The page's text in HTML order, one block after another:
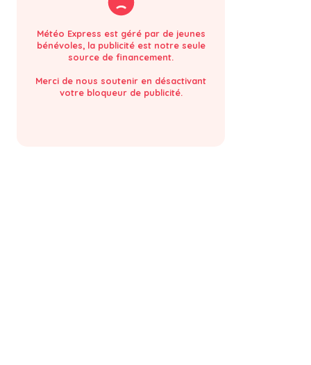
Météo Express est géré par de jeunes
bénévoles, la publicité est notre seule
source de financement.
Merci de nous soutenir en désactivant
votre bloqueur de publicité.